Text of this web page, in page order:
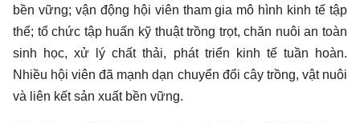
bền vững; vận động hội viên tham gia mô hình kinh tế tập
thể; tổ chức tập huấn kỹ thuật trồng trọt, chăn nuôi an toàn
sinh học, xử lý chất thải, phát triển kinh tế tuần hoàn.
Nhiều hội viên đã mạnh dạn chuyển đổi cây trồng, vật nuôi
và liên kết sản xuất bền vững.